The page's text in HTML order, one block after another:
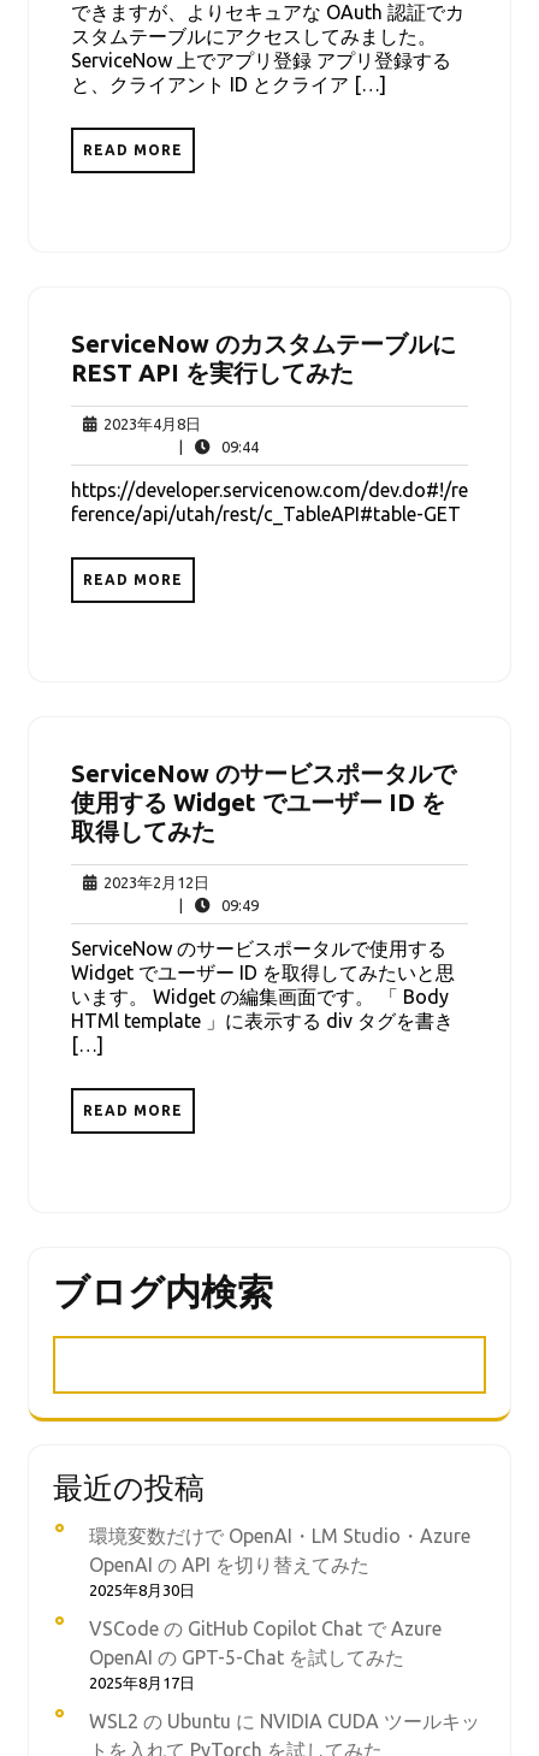
14
日
できますが、よりセキュアな OAuth 認証でカ
スタムテーブルにアクセスしてみました。
ServiceNow 上でアプリ登録 アプリ登録する
と、クライアント ID とクライア […]
READ MORE
ServiceNow のカスタムテーブルに
REST API を実行してみた
2023年4月8日
年
4
月
8
09:4409:44
https://developer.servicenow.com/dev.do#!/re
ference/api/utah/rest/c_TableAPI#table-GET
READ MORE
ServiceNow のサービスポータルで
使用する Widget でユーザー ID を
取得してみた
2023年2月12日
年
2
月
12
日
09:4909:49
ServiceNow のサービスポータルで使用する
Widget でユーザー ID を取得してみたいと思
います。 Widget の編集画面です。 「 Body
HTMl template 」に表示する div タグを書き
[…]
READ MORE
ブログ内検索
最近の投稿
環境変数だけで OpenAI・LM Studio・Azure
OpenAI の API を切り替えてみた
2025年8月30日
VSCode の GitHub Copilot Chat で Azure
OpenAI の GPT-5-Chat を試してみた
2025年8月17日
WSL2 の Ubuntu に NVIDIA CUDA ツールキッ
トを入れて PyTorch を試してみた